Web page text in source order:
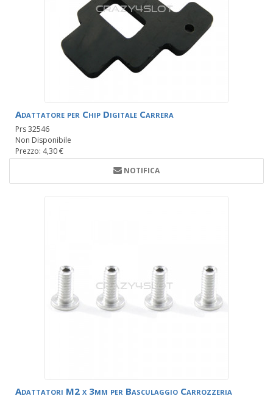
Adattatore per Chip Digitale Carrera
Prs 32546
Non Disponibile
Prezzo: 4,30 €
NOTIFICA
Adattatori M2 x 3mm per Basculaggio Carrozzeria